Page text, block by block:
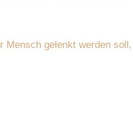
Mensch gelenkt werden